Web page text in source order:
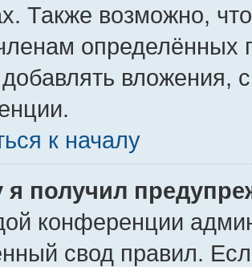
Также возможно,
определённых
вложения,
к началу
я получил
конференции
свод правил.